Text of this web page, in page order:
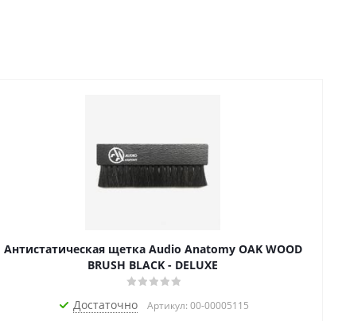
Антистатическая щетка Audio Anatomy OAK WOOD
BRUSH BLACK - DELUXE
Достаточно Артикул: 00-00005115